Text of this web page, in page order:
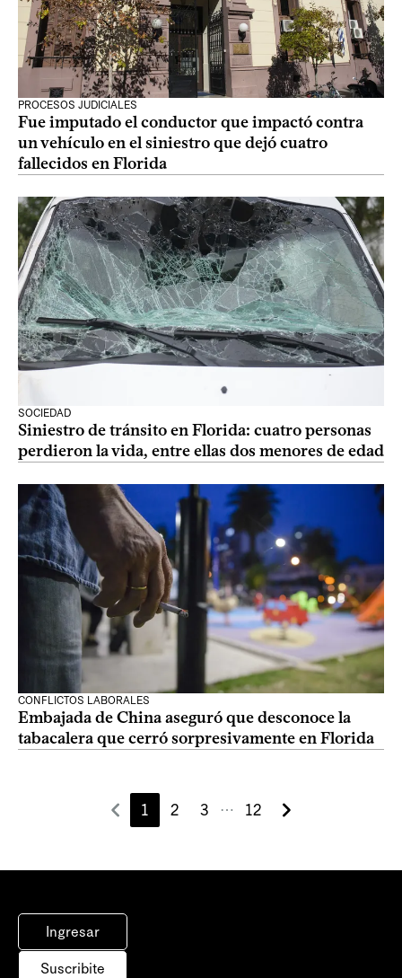
PROCESOS JUDICIALES
Fue imputado el conductor que impactó contra
un vehículo en el siniestro que dejó cuatro
fallecidos en Florida
SOCIEDAD
Siniestro de tránsito en Florida: cuatro personas
perdieron la vida, entre ellas dos menores de edad
CONFLICTOS LABORALES
Embajada de China aseguró que desconoce la
tabacalera que cerró sorpresivamente en Florida
1 2 3 ⋯ 12
Ingresar
Suscribite